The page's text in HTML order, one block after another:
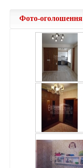
Фото-оголошення